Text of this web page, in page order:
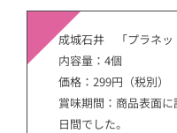
成城石井 「プラネッ
内容量：4個
価格：299円（税別）
賞味期間：商品表面
日間でした。